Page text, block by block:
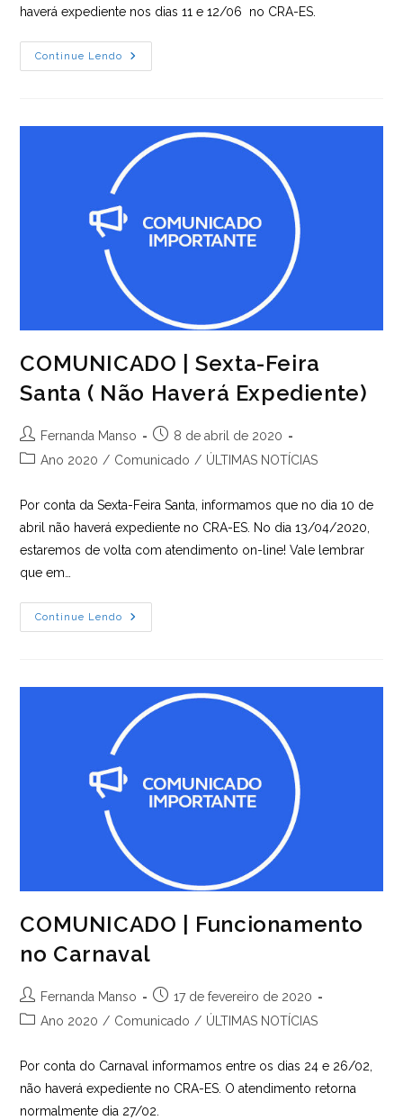
haverá expediente nos dias 11 e 12/06 no CRA-ES.
Continue Lendo
COMUNICADO
|
COMUNICADO | Sexta-Feira
Santa ( Não Haverá Expediente)
Autor
do
Fernanda Manso
Post
publicado:
8 de abril de 2020
Categoria
Ano 2020 / Comunicado / ÚLTIMAS NOTÍCIAS
Por conta da Sexta-Feira Santa, informamos que no dia 10 de
abril não haverá expediente no CRA-ES. No dia 13/04/2020,
estaremos de volta com atendimento on-line! Vale lembrar
que em…
Continue Lendo
COMUNICADO
|
Haverá
Expediente)
COMUNICADO | Funcionamento
no Carnaval
Autor
do
Fernanda Manso
Post
publicado:
17 de fevereiro de 2020
Categoria
Ano 2020 / Comunicado / ÚLTIMAS NOTÍCIAS
Por conta do Carnaval informamos entre os dias 24 e 26/02,
não haverá expediente no CRA-ES. O atendimento retorna
normalmente dia 27/02.